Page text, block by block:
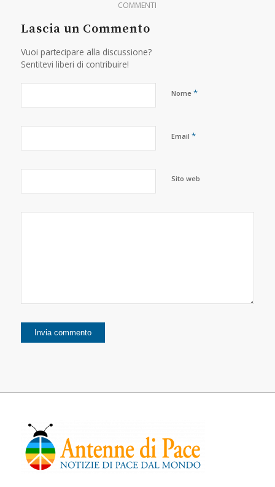
COMMENTI
Lascia un Commento
Vuoi partecipare alla discussione?
Sentitevi liberi di contribuire!
Nome *
Email *
Sito web